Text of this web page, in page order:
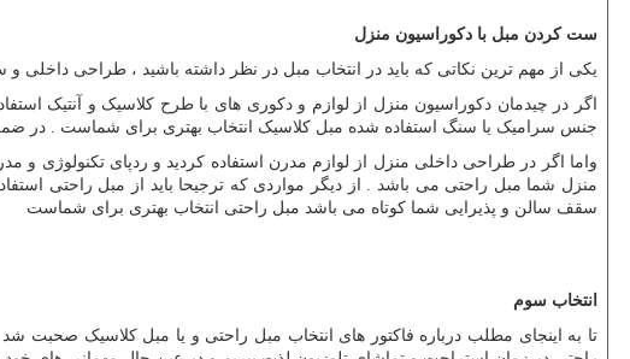
ست کردن مبل با دکوراسیون منزل
یکی از مهم ترین نکاتی که باید در انتخاب مبل در نظر داشته باشید ، طراحی داخلی
اگر در چیدمان دکوراسیون منزل از لوازم و دکوری های با طرح کلاسیک و آنتیک
جنس سرامیک یا سنگ استفاده شده مبل کلاسیک انتخاب بهتری برای شماست . در
واما اگر در طراحی داخلی منزل از لوازم مدرن استفاده کردید و ردپای تکنولوژی
منزل شما مبل راحتی می باشد . از دیگر مواردی که ترجیحا باید از مبل راحتی
سقف سالن و پذیرایی شما کوتاه می باشد مبل راحتی انتخاب بهتری برای شماست
انتخاب سوم
تا به اینجای مطلب درباره فاکتور های انتخاب مبل راحتی و یا مبل کلاسیک صحبت